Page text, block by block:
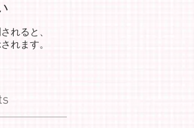
れると、
れます。